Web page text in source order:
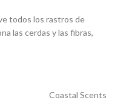
todos los rastros de
las cerdas y las fibras,
Coastal Scents